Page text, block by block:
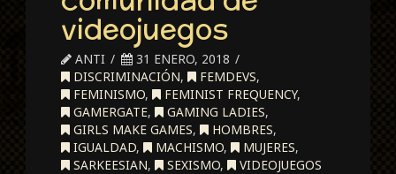
videojuegos
ANTI
31 ENERO, 2018
DISCRIMINACIÓN, FEMDEVS,
FEMINISMO, FEMINIST FREQUENCY,
GAMERGATE, GAMING LADIES,
GIRLS MAKE GAMES, HOMBRES,
IGUALDAD, MACHISMO, MUJERES,
SARKEESIAN, SEXISMO, VIDEOJUEGOS